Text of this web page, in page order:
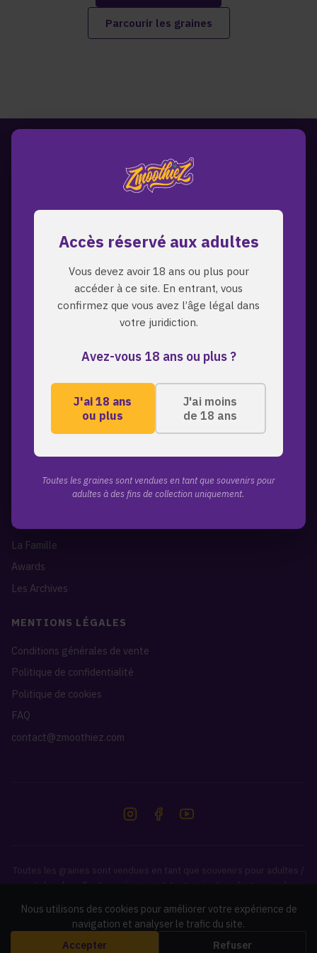
Accès réservé aux adultes
Vous devez avoir 18 ans ou plus pour
accéder à ce site. En entrant, vous
confirmez que vous avez l’âge légal dans
votre juridiction.
Avez-vous 18 ans ou plus ?
J'ai 18 ans
ou plus
J'ai moins
de 18 ans
Toutes les graines sont vendues en tant que souvenirs pour
adultes à des fins de collection uniquement.
Parcourir les graines
ZmoothieZ propose des graines de cannabis premium pour les
discrete, livraison mondiale.
LIENS RAPIDES
Toutes les graines
A propos de nous
Contact
La Famille
Awards
Les Archives
MENTIONS LÉGALES
Conditions générales de vente
Politique de confidentialité
Politique de cookies
FAQ
contact@zmoothiez.com
Toutes les graines sont vendues en tant que souvenirs pour adultes /
articles de collection uniquement. La germination de graines de
responsabilité de vérifier et de respecter les lois de votre pays.
Nous utilisons des cookies pour améliorer votre expérience de
navigation et analyser le trafic du site.
Accepter
Refuser